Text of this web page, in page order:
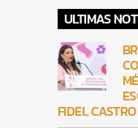
ULTIMAS
FIDEL CASTRO